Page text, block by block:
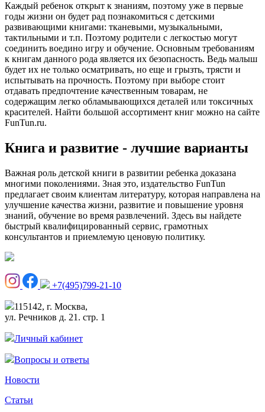
Каждый ребенок открыт к знаниям, поэтому уже в первые
годы жизни он будет рад познакомиться с детскими
развивающими книгами: тканевыми, музыкальными,
тактильными и т.п. Поэтому родители с легкостью могут
соединить воедино игру и обучение. Основным требованиям
к книгам данного рода является их безопасность. Ведь малыш
будет их не только осматривать, но еще и грызть, трясти и
испытывать на прочность. Поэтому при выборе стоит
отдавать предпочтение качественным товарам, не
содержащим легко обламывающихся деталей или токсичных
красителей. Найти большой ассортимент книг можно на сайте
FunTun.ru.
Книга и развитие - лучшие варианты
Важная роль детской книги в развитии ребенка доказана
многими поколениями. Зная это, издательство FunTun
предлагает своим клиентам литературу, которая направлена на
улучшение качества жизни, развитие и повышение уровня
знаний, обучение во время развлечений. Здесь вы найдете
быстрый квалифицированный сервис, грамотных
консультантов и приемлемую ценовую политику.
+7(495)799-21-10
115142, г. Москва,
ул. Речников д. 21. стр. 1
Личный кабинет
Вопросы и ответы
Новости
Статьи